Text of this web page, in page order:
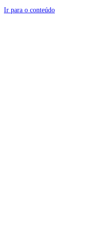
Ir para o conteúdo